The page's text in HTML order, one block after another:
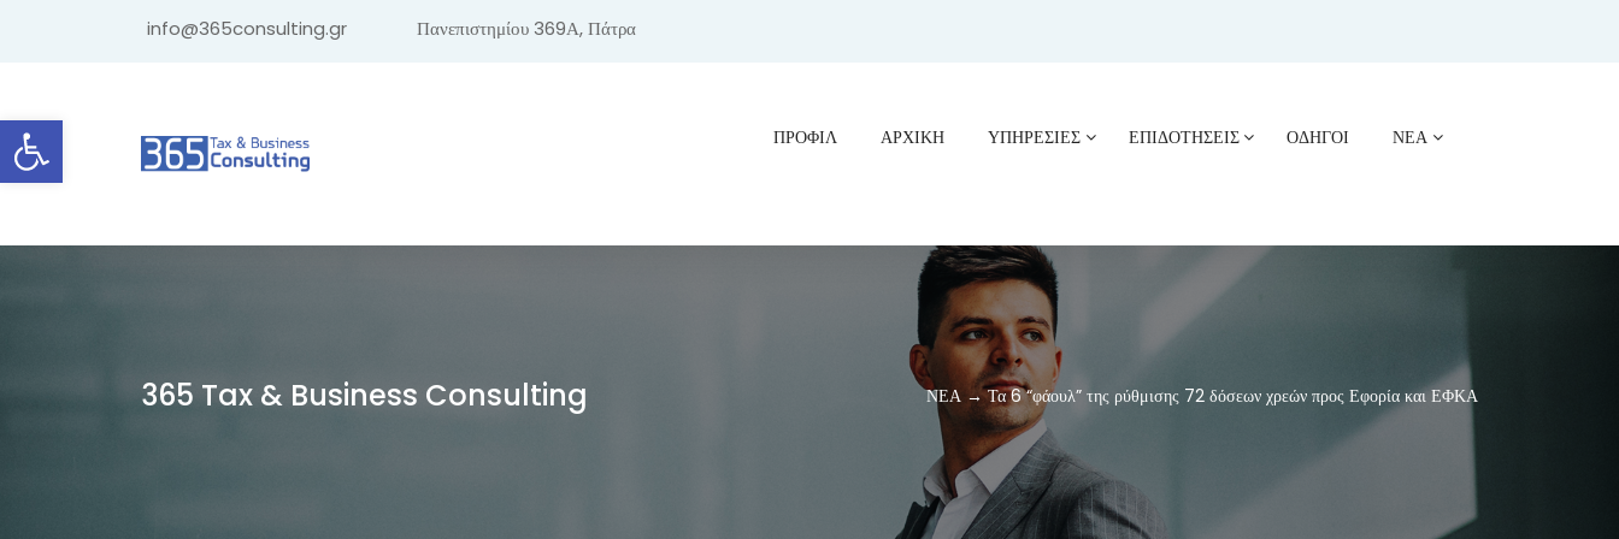
Ανοίξτε τη γραμμή εργαλείων
info@365consulting.gr Πανεπιστημίου 369Α, Πάτρα
ΠΡΟΦΊΛ ΑΡΧΙΚΗ ΥΠΗΡΕΣΙΕΣ ΕΠΙΔΟΤΗΣΕΙΣ ΟΔΗΓΟΙ ΝΕΑ
365 Tax & Business Consulting ΝΕΑ → Τα 6 “φάουλ” της ρύθμισης 72 δόσεων χρεών προς Εφορία και ΕΦΚΑ